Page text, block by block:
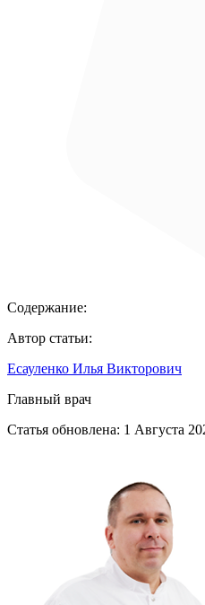
Содержание:
Автор статьи:
Есауленко Илья Викторович
Главный врач
Статья обновлена: 1 Августа